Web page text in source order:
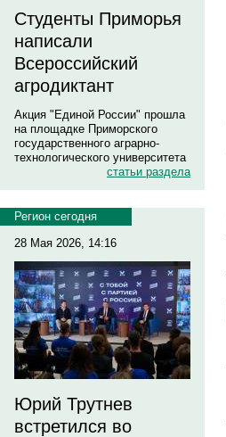
Студенты Приморья
написали
Всероссийский
агродиктант
Акция "Единой России" прошла
на площадке Приморского
государственного аграрно-
технологического университета
статьи раздела
Регион сегодня
28 Мая 2026, 14:16
Юрий Трутнев
встретился во